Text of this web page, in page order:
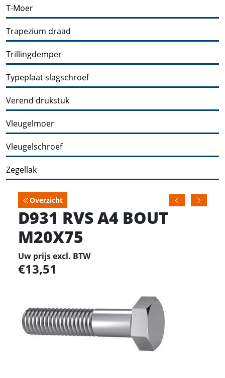
T-Moer
Trapezium draad
Trillingdemper
Typeplaat slagschroef
Verend drukstuk
Vleugelmoer
Vleugelschroef
Zegellak
Overzicht
D931 RVS A4 BOUT
M20X75
Uw prijs excl. BTW
13,51